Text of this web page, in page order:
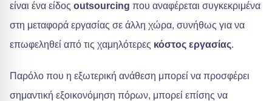
είναι ένα είδος outsourcing που αναφέρεται συγκεκριμένα
στη μεταφορά εργασίας σε άλλη χώρα, συνήθως για να
επωφεληθεί από τις χαμηλότερες κόστος εργασίας.
Παρόλο που η εξωτερική ανάθεση μπορεί να προσφέρει
σημαντική εξοικονόμηση πόρων, μπορεί επίσης να